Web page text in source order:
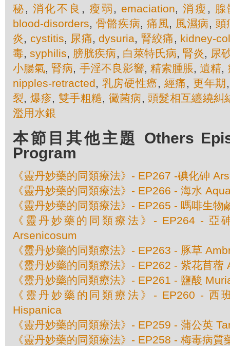
秘 , 消化不良 , 瘦弱 , emaciation,消瘦 ,
blood-disorders, 骨骼疾病, 痛風, 風濕病, 頭
炎, cystitis, 尿痛,dysuria, 腎絞痛, kidney-
毒,syphilis, 膀胱疾病, 白萊特氏病,腎炎, 尿
小腸氣,腎病, 手淫不良影響, 精索腫脹,遺精,
nipples-retracted, 乳房硬性癌, 經痛, 更年期
裂, 爆疹, 雙手粗糙, 黴菌病,頭髮相互纏繞糾
濫用水銀
本節目其他主題 Others
Program
《靈丹妙藥的同類療法》- EP267 -碘化砷
《靈丹妙藥的同類療法》- EP266 - 海水
《靈丹妙藥的同類療法》- EP265 - 嗎啡生
《靈丹妙藥的同類療法》- EP264 - 亞
Arsenicosum
《靈丹妙藥的同類療法》- EP263 - 豚草
《靈丹妙藥的同類療法》- EP262 - 紫花苜蓿
《靈丹妙藥的同類療法》- EP261 - 鹽酸
《靈丹妙藥的同類療法》- EP260 - 西
Hispanica
《靈丹妙藥的同類療法》- EP259 - 蒲公英
《靈丹妙藥的同類療法》- EP258 - 梅毒病質